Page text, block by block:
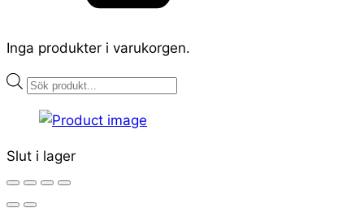
Inga produkter i varukorgen.
Products
Slut i lager